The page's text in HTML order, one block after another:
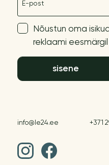
Nõustun oma
reklaami eesmärgil
sisene
info@le24.ee +371